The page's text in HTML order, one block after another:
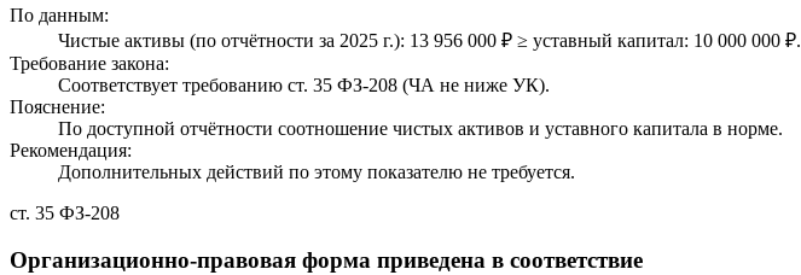
По данным:
Чистые активы (по отчётности за 2025 г.): 13 956 000 ₽ ≥ уставный капитал: 10 000 000 ₽.
Требование закона:
Соответствует требованию ст. 35 ФЗ-208 (ЧА не ниже УК).
Пояснение:
По доступной отчётности соотношение чистых активов и уставного капитала в норме.
Рекомендация:
Дополнительных действий по этому показателю не требуется.
ст. 35 ФЗ-208
Организационно-правовая форма приведена в соответствие